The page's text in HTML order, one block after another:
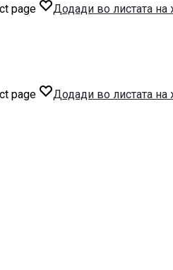
page Додади во листата на
page Додади во листата на